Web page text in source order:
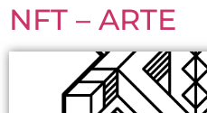
NFT – ARTE